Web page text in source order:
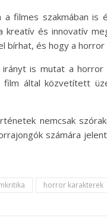
a filmes szakmában
és innovatív
bírhat, és hogy a
is mutat a
által közvetített
nemcsak
számára
horror karakterek